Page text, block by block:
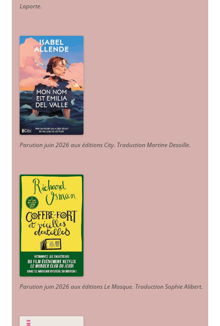
Laporte.
Parution juin 2026 aux éditions City. Traduction Martine Desoille.
Parution juin 2026 aux éditions Le Masque. Traduction Sophie Alibert.